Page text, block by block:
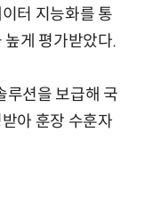
터 지능화를 통
높게 평가받았다.
루션을 보급해 국
아 훈장 수훈자